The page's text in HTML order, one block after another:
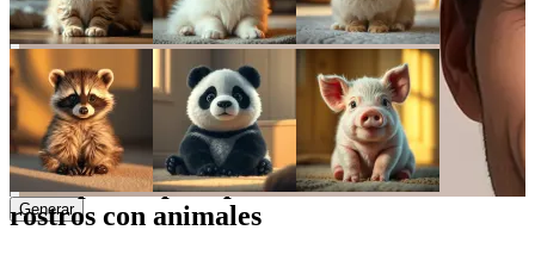
Generar
y realista.
Fusión de rostro con animal
La fusión de rostro con animal mezcla suavemente tus rasgos
faciales con los de un animal, dándote un aspecto híbrido único.
Guía paso a paso para intercambio de
rostros con animales